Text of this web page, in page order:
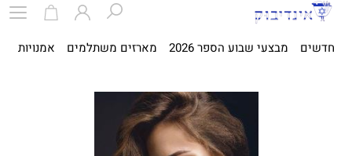
חדשים מבצעי שבוע הספר 2026 מארזים משתלמים אמנויות